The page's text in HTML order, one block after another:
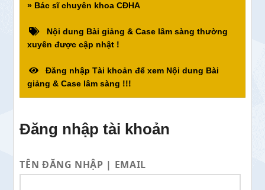
» Bác sĩ chuyên khoa CĐHA
Nội dung Bài giảng & Case lâm sàng thường
xuyên được cập nhật !
Đăng nhập Tài khoản để xem Nội dung Bài
giảng & Case lâm sàng !!!
Đăng nhập tài khoản
TÊN ĐĂNG NHẬP | EMAIL